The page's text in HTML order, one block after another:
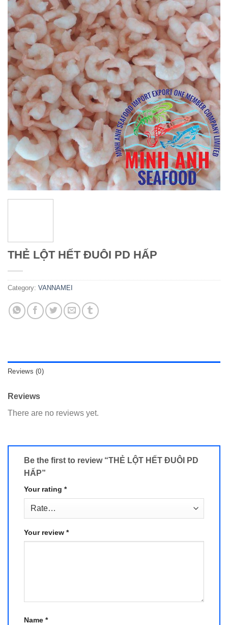
THẺ LỘT HẾT ĐUÔI PD HẤP
Category: VANNAMEI
Reviews (0)
Reviews
There are no reviews yet.
Be the first to review “THẺ LỘT HẾT ĐUÔI PD
HẤP”
Your rating *
Your review *
Name *